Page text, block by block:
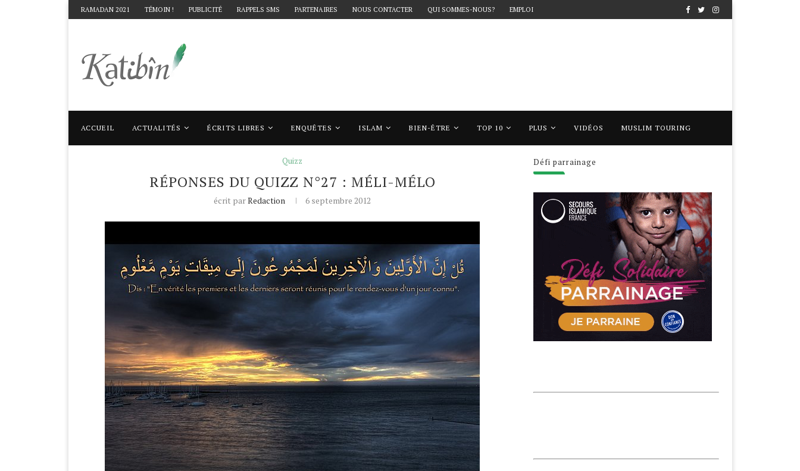
RAMADAN 2021 TÉMOIN ! PUBLICITÉ RAPPELS SMS PARTENAIRES NOUS CONTACTER QUI SOMMES-NOUS? EMPLOI
ACCUEIL ACTUALITÉS ÉCRITS LIBRES ENQUÊTES ISLAM BIEN-ÊTRE TOP 10 PLUS VIDÉOS MUSLIM TOURING
Accueil Quizz Réponses du Quizz n°27 : Méli-Mélo
Quizz
RÉPONSES DU QUIZZ N°27 : MÉLI-MÉLO
écrit parRedaction 6 septembre 2012
Défi parrainage